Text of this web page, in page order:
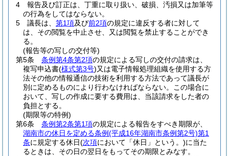
4
報告及び訂正は、丁重に取り扱い、破損、汚損又は加筆等
の行為をしてはならない。
5
議長は、 第1項及び前2項の規定に違反する者に対して
は、その閲覧を中止させ、又は閲覧を禁止することができ
る。
(報告等の写しの交付等)
第5条
条例第4条第2項の規定による写しの交付の請求は、
複写申込書(様式第3号)又は電子情報処理組織を使用する方
法その他の情報通信の技術を利用する方法であって議長が
別に定めるものにより行わなければならない。
この場合に
おいて、写しの作成に要する費用は、当該請求をした者の
負担とする。
(期限等の特例)
第6条
条例第2条第1項の規定による報告をすべき期限が、
湖南市の休日を定める条例(平成16年湖南市条例第2号)第1
条に規定する休日(次項において「休日」という。)に当た
るときは、その日の翌日をもってその期限とみなす。